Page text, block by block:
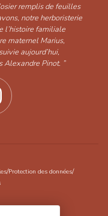
remplis de feuilles
notre herboristerie
l’histoire familiale
maternel Marius,
aujourd’hui,
Alexandre Pinot. ”
/Protection des données/